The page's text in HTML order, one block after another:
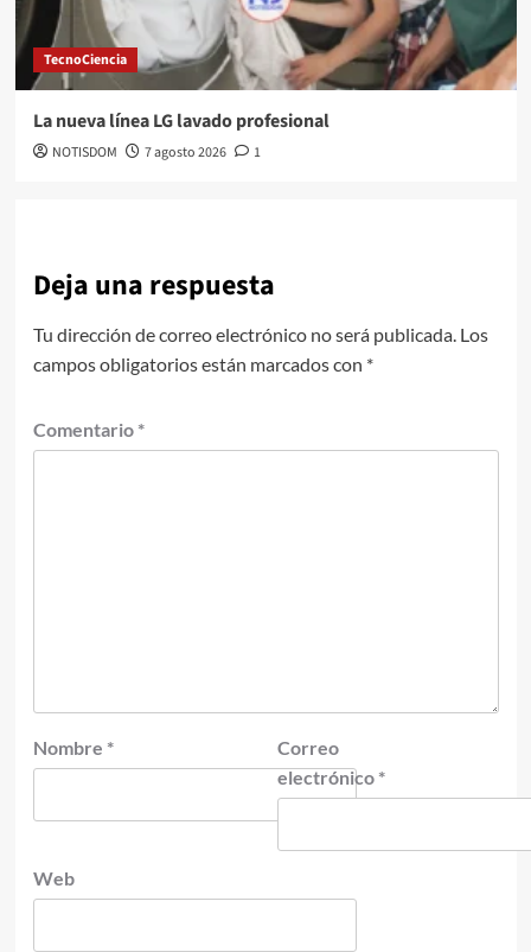
TecnoCiencia
La nueva línea LG lavado profesional
NOTISDOM 7 agosto 2026 1
Deja una respuesta
Tu dirección de correo electrónico no será publicada. Los
campos obligatorios están marcados con *
Comentario *
Nombre *
Correo
electrónico *
Web